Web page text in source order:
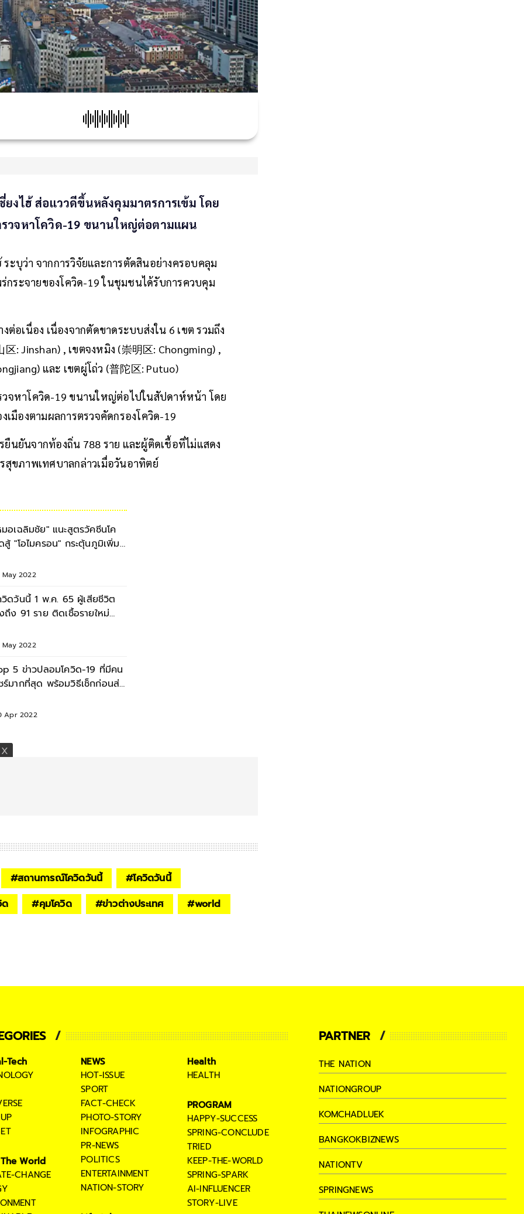
งไฮ้ ส่อแววดีขึ้นหลังคุมมาตรการเข้ม โดย
วจหาโควิด-19 ขนานใหญ่ต่อตามแผน
ระบุว่า จากการวิจัยและการตัดสินอย่างครอบคลุม
กระจายของโควิด-19 ในชุมชนได้รับการควบคุม
อเนื่อง เนื่องจากตัดขาดระบบส่งใน 6 เขต รวมถึง
: Jinshan) , เขตจงหมิง (崇明区: Chongming) ,
และ เขตผู่โถ่ว (普陀区: Putuo)
วจหาโควิด-19 ขนานใหญ่ต่อไปในสัปดาห์หน้า โดย
มืองตามผลการตรวจคัดกรองโควิด-19
ยืนยันจากท้องถิ่น 788 ราย และผู้ติดเชื้อที่ไม่แสดง
สุขภาพเทศบาลกล่าวเมื่อวันอาทิตย์
อเฉลิมชัย" แนะสูตรวัคซีนโค
สู้ "โอไมครอน" กระตุ้นภูมิเพิ่ม
May 2022
วิดวันนี้ 1 พ.ค. 65 ผู้เสียชีวิต
ถึง 91 ราย ติดเชื้อรายใหม่
May 2022
5 ข่าวปลอมโควิด-19 ที่มีคน
ร์มากที่สุด พร้อมวิธีเช็กก่อนส่ง
Apr 2022
#สถานการณ์โควิดวันนี้ #โควิดวันนี้
ด
#คุมโควิด #ข่าวต่างประเทศ #world
Tech
World
CHANGE
NEWS
HOT-ISSUE
SPORT
FACT-CHECK
PHOTO-STORY
INFOGRAPHIC
PR-NEWS
POLITICS
ENTERTAINMENT
NATION-STORY
Health
HEALTH
PROGRAM
HAPPY-SUCCESS
SPRING-CONCLUDE
TRIED
KEEP-THE-WORLD
SPRING-SPARK
AI-INFLUENCER
STORY-LIVE
PARTNER
THE NATION
NATIONGROUP
KOMCHADLUEK
BANGKOKBIZNEWS
NATIONTV
SPRINGNEWS